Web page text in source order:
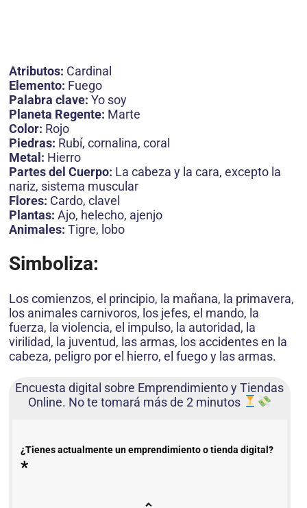
Atributos: Cardinal
Elemento: Fuego
Palabra clave: Yo soy
Planeta Regente: Marte
Color: Rojo
Piedras: Rubí, cornalina, coral
Metal: Hierro
Partes del Cuerpo: La cabeza y la cara, excepto la
nariz, sistema muscular
Flores: Cardo, clavel
Plantas: Ajo, helecho, ajenjo
Animales: Tigre, lobo
Simboliza:
Los comienzos, el principio, la mañana, la primavera,
los animales carnivoros, los jefes, el mando, la
fuerza, la violencia, el impulso, la autoridad, la
virilidad, la juventud, las armas, los accidentes en la
cabeza, peligro por el hierro, el fuego y las armas.
Encuesta digital sobre Emprendimiento y Tiendas
Online. No te tomará más de 2 minutos
¿Tienes actualmente un emprendimiento o tienda digital?
*